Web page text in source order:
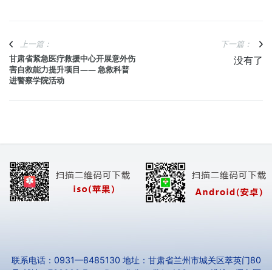
上一篇：
甘肃省紧急医疗救援中心开展意外伤
害自救能力提升项目—— 急救科普
进警察学院活动
下一篇：
没有了
联系电话：0931—8485130 地址：甘肃省兰州市城关区萃英门80